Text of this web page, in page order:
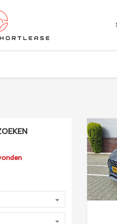
in shortlease – Betrouwbaar &